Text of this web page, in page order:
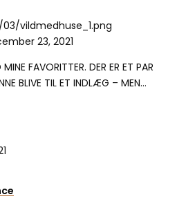
vildmedhuse_1.png
23, 2021
FAVORITTER. DER ER ET PAR
BLIVE TIL ET INDLÆG – MEN…